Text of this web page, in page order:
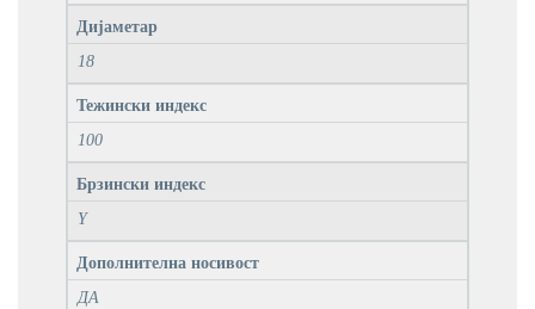
Дијаметар
18
Тежински индекс
100
Брзински индекс
Y
Дополнителна носивост
ДА